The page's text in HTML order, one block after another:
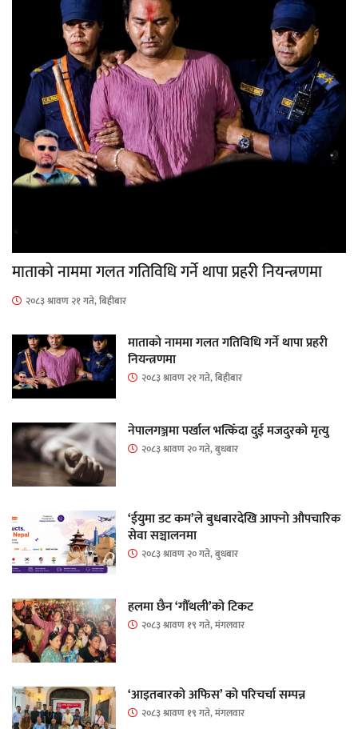
माताकाे नाममा गलत गतिविधि गर्ने थापा प्रहरी नियन्त्रणमा
२०८३ श्रावण २१ गते, बिहीबार
माताकाे नाममा गलत गतिविधि गर्ने थापा प्रहरी
नियन्त्रणमा
२०८३ श्रावण २१ गते, बिहीबार
नेपालगञ्जमा पर्खाल भत्किँदा दुई मजदुरको मृत्यु
२०८३ श्रावण २० गते, बुधबार
‘ईयुमा डट कम’ले बुधबारदेखि आफ्नो औपचारिक
सेवा सञ्चालनमा
२०८३ श्रावण २० गते, बुधबार
हलमा छैन ‘गौँथली’को टिकट
२०८३ श्रावण १९ गते, मंगलवार
‘आइतबारको अफिस’ को परिचर्चा सम्पन्न
२०८३ श्रावण १९ गते, मंगलवार